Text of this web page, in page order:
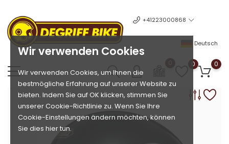
Wir verwenden Cookies
Wir verwenden Cookies, um Ihnen die
bestmögliche Erfahrung auf unserer Website zu
bieten. Indem Sie auf OK klicken, stimmen Sie
unserer Cookie-Richtlinie zu. Wenn Sie Ihre
Cookie-Einstellungen ändern möchten, können
Sie dies hier tun.
+41223000868
Deutsch
0 0